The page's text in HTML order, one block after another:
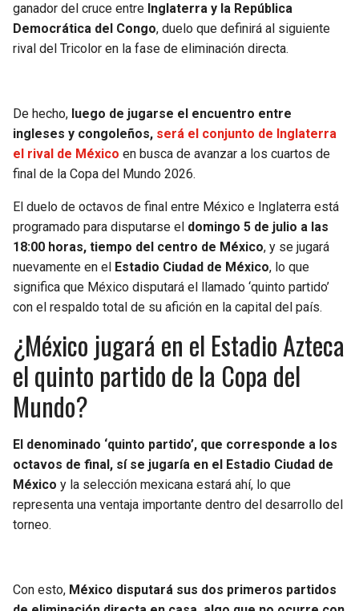
ganador del cruce entre Inglaterra y la República
Democrática del Congo, duelo que definirá al siguiente
rival del Tricolor en la fase de eliminación directa.
De hecho, luego de jugarse el encuentro entre
ingleses y congoleños, será el conjunto de Inglaterra
el rival de México en busca de avanzar a los cuartos de
final de la Copa del Mundo 2026.
El duelo de octavos de final entre México e Inglaterra está
programado para disputarse el domingo 5 de julio a las
18:00 horas, tiempo del centro de México, y se jugará
nuevamente en el Estadio Ciudad de México, lo que
significa que México disputará el llamado ‘quinto partido’
con el respaldo total de su afición en la capital del país.
¿México jugará en el Estadio Azteca
el quinto partido de la Copa del
Mundo?
El denominado ‘quinto partido’, que corresponde a los
octavos de final, sí se jugaría en el Estadio Ciudad de
México y la selección mexicana estará ahí, lo que
representa una ventaja importante dentro del desarrollo del
torneo.
Con esto, México disputará sus dos primeros partidos